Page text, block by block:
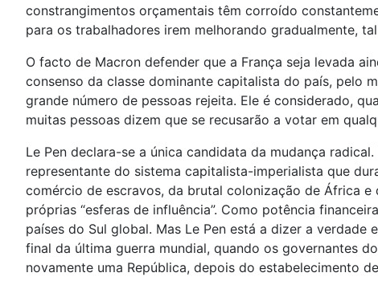
constrangimentos orçamentais têm corroído
para os trabalhadores irem melhorando gradualmente,
O facto de Macron defender que a França seja levada
consenso da classe dominante capitalista do país, pelo
grande número de pessoas rejeita. Ele é considerado,
muitas pessoas dizem que se recusarão a votar em
Le Pen declara-se a única candidata da mudança
representante do sistema capitalista-imperialista que
comércio de escravos, da brutal colonização de África
próprias “esferas de influência”. Como potência
países do Sul global. Mas Le Pen está a dizer a
final da última guerra mundial, quando os governantes
novamente uma República, depois do estabelecimento